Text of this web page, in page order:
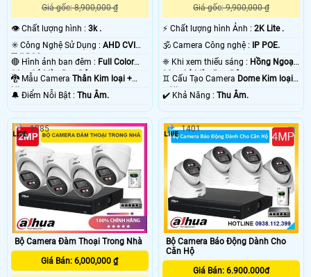
Giá gốc: 8,900,000 ₫
👁 Chất lượng hình : 3k .
✳️ Công Nghệ Sử Dụng : AHD CVI
TVI BCS.
🔴 Hình ảnh ban đêm : Full Color
80m Có Màu Ban Ðêm.
🐉️ Mẫu Camera Thân Kim loại +
Nhựa.
️🔔 Điểm Nỗi Bật : Thu Âm.
Giá gốc: 9,900,000 ₫
️⚡ Chất lượng hình Ảnh :2K Lite .
🕉️ Camera Công nghệ : IP POE.
❈ Khi xem thiếu sáng : Hồng Ngoại
30m Có Màu Ban Ðêm.
♊ Cấu Tạo Camera Dome Kim loại
+ Nhựa.
️✔️ Khả Năng :Thu Âm.
Bộ Camera Đàm Thoại Trong Nhà
Giá Bán: 6,000,000 ₫
1285
Bộ Camera Báo Động Dành Cho
Căn Hộ
Giá Bán: 6.900.000đ
1401